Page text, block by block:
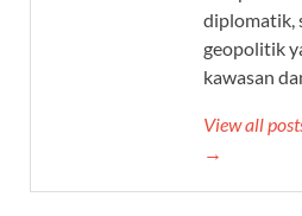
diplomatik,
geopolitik
kawasan
View all
→